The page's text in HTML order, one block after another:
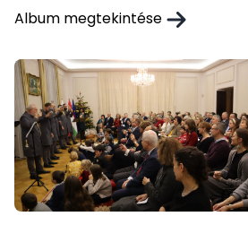
Album megtekintése